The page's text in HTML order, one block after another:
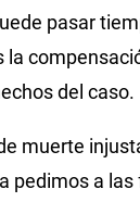
pasar
la
del caso.
muerte
pedimos a las